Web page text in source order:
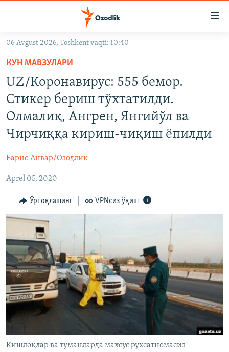
Асосий
навигацияга
ўтинг
Қидиришга
ўтинг
OZODARXIV
На русском
Озодлик бошқа тилларда
06 Avgust 2026, Toshkent vaqti: 10:40
КУН МАВЗУЛАРИ
UZ/Коронавирус: 555 бемор.
Стикер бериш тўхтатилди.
Олмалиқ, Ангрен, Янгийўл ва
Чирчиққа кириш-чиқиш ёпилди
Барно Анвар/Озодлик
Aprel 05, 2020
Ўртоқлашинг VPNсиз ўқиш
Қишлоқлар ва туманларда махсус рухсатномасиз